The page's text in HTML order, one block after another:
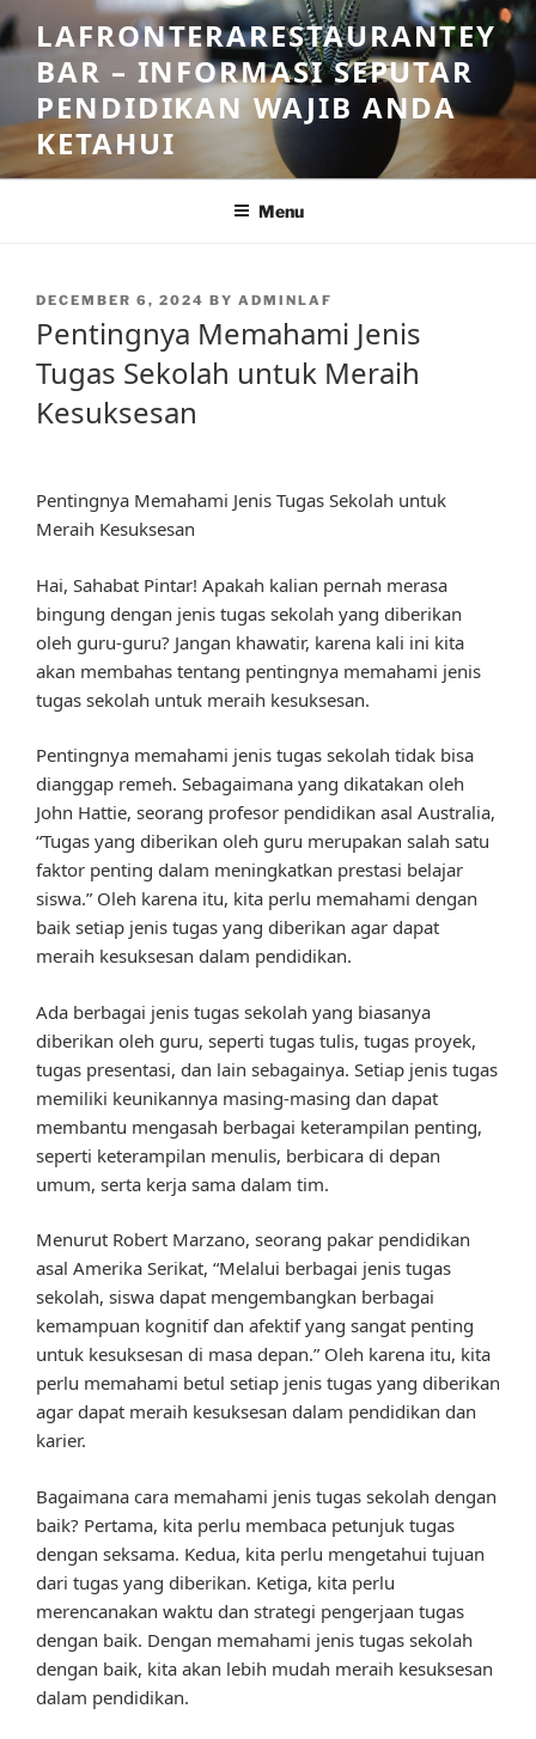
Skip
to
content
LAFRONTERARESTAURANTEY
BAR – INFORMASI SEPUTAR
PENDIDIKAN WAJIB ANDA
KETAHUI
Menu
POSTED
DECEMBER 6, 2024 BY ADMINLAF
Pentingnya Memahami Jenis
Tugas Sekolah untuk Meraih
Kesuksesan
Pentingnya Memahami Jenis Tugas Sekolah untuk
Meraih Kesuksesan
Hai, Sahabat Pintar! Apakah kalian pernah merasa
bingung dengan jenis tugas sekolah yang diberikan
oleh guru-guru? Jangan khawatir, karena kali ini kita
akan membahas tentang pentingnya memahami jenis
tugas sekolah untuk meraih kesuksesan.
Pentingnya memahami jenis tugas sekolah tidak bisa
dianggap remeh. Sebagaimana yang dikatakan oleh
John Hattie, seorang profesor pendidikan asal Australia,
“Tugas yang diberikan oleh guru merupakan salah satu
faktor penting dalam meningkatkan prestasi belajar
siswa.” Oleh karena itu, kita perlu memahami dengan
baik setiap jenis tugas yang diberikan agar dapat
meraih kesuksesan dalam pendidikan.
Ada berbagai jenis tugas sekolah yang biasanya
diberikan oleh guru, seperti tugas tulis, tugas proyek,
tugas presentasi, dan lain sebagainya. Setiap jenis tugas
memiliki keunikannya masing-masing dan dapat
membantu mengasah berbagai keterampilan penting,
seperti keterampilan menulis, berbicara di depan
umum, serta kerja sama dalam tim.
Menurut Robert Marzano, seorang pakar pendidikan
asal Amerika Serikat, “Melalui berbagai jenis tugas
sekolah, siswa dapat mengembangkan berbagai
kemampuan kognitif dan afektif yang sangat penting
untuk kesuksesan di masa depan.” Oleh karena itu, kita
perlu memahami betul setiap jenis tugas yang diberikan
agar dapat meraih kesuksesan dalam pendidikan dan
karier.
Bagaimana cara memahami jenis tugas sekolah dengan
baik? Pertama, kita perlu membaca petunjuk tugas
dengan seksama. Kedua, kita perlu mengetahui tujuan
dari tugas yang diberikan. Ketiga, kita perlu
merencanakan waktu dan strategi pengerjaan tugas
dengan baik. Dengan memahami jenis tugas sekolah
dengan baik, kita akan lebih mudah meraih kesuksesan
dalam pendidikan.